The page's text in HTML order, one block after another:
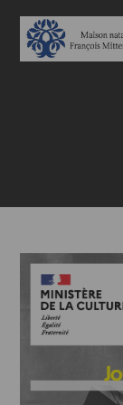
content